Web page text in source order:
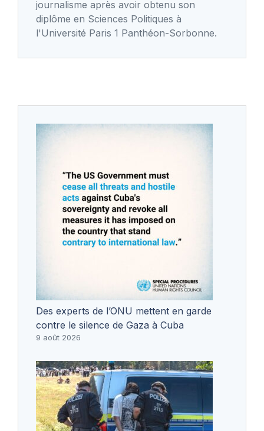
journalisme après avoir obtenu son
diplôme en Sciences Politiques à
l'Université Paris 1 Panthéon-Sorbonne.
Des experts de l’ONU mettent en garde
contre le silence de Gaza à Cuba
9 août 2026